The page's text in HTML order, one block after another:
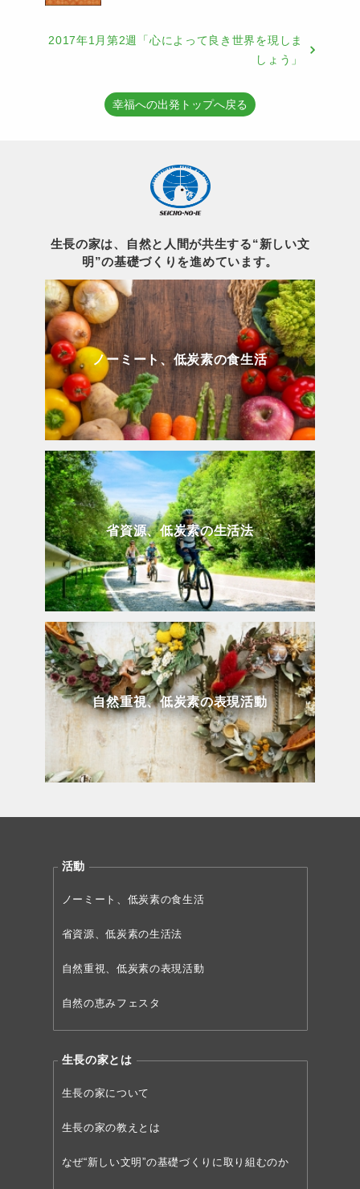
2017年1月第2週「心によって良き世界を現しま
しょう」
幸福への出発トップへ戻る
生長の家は、自然と人間が共生する“新しい文
明”の基礎づくりを進めています。
ノーミート、低炭素の食生活
省資源、低炭素の生活法
自然重視、低炭素の表現活動
活動
ノーミート、低炭素の食生活
省資源、低炭素の生活法
自然重視、低炭素の表現活動
自然の恵みフェスタ
生長の家とは
生長の家について
生長の家の教えとは
なぜ“新しい文明”の基礎づくりに取り組むのか